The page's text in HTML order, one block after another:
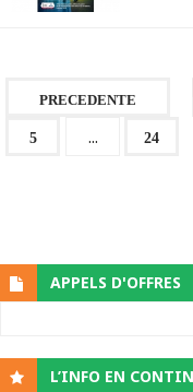
PRECEDENTE
5 ... 24
APPELS D'OFFRES
L’INFO EN